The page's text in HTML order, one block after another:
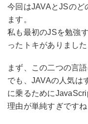
今回はJAVAとJSのど
ます。
私も最初のJSを勉強
ったトキがありました
まず、この二つの言
でも、JAVAの人気は
に乗るために
理由が単純すぎです